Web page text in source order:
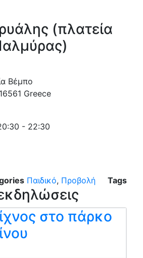
(πλατεία
Βέμπο
16561 Greece
- 22:30
Παιδικό, Προβολή Tags
στο πάρκο